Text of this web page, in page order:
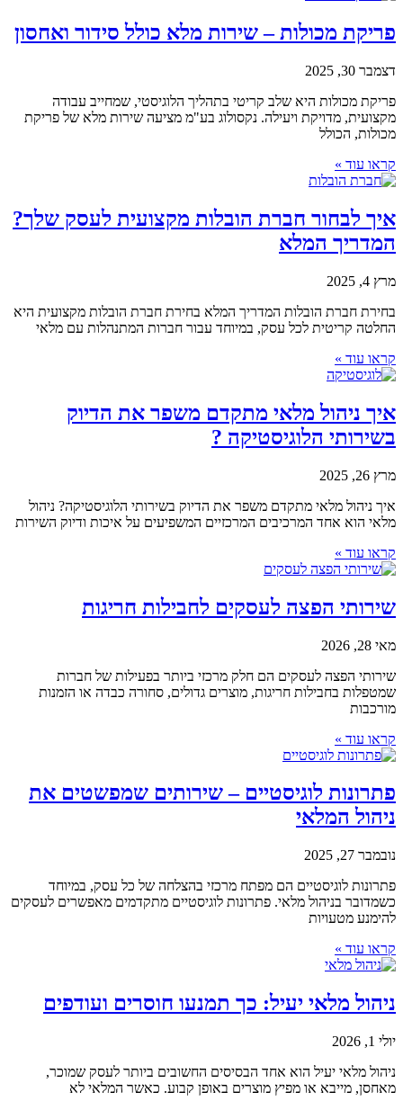
פריקת מכולות – שירות מלא כולל סידור ואחסון
דצמבר 30, 2025
פריקת מכולות היא שלב קריטי בתהליך הלוגיסטי, שמחייב עבודה
מקצועית, מדויקת ויעילה. נקסולוג בע"מ מציעה שירות מלא של פריקת
מכולות, הכולל
קראו עוד »
איך לבחור חברת הובלות מקצועית לעסק שלך?
המדריך המלא
מרץ 4, 2025
בחירת חברת הובלות המדריך המלא בחירת חברת הובלות מקצועית היא
החלטה קריטית לכל עסק, במיוחד עבור חברות המתנהלות עם מלאי
קראו עוד »
איך ניהול מלאי מתקדם משפר את הדיוק
בשירותי הלוגיסטיקה ?
מרץ 26, 2025
איך ניהול מלאי מתקדם משפר את הדיוק בשירותי הלוגיסטיקה? ניהול
מלאי הוא אחד המרכיבים המרכזיים המשפיעים על איכות ודיוק השירות
קראו עוד »
שירותי הפצה לעסקים לחבילות חריגות
מאי 28, 2026
שירותי הפצה לעסקים הם חלק מרכזי ביותר בפעילות של חברות
שמטפלות בחבילות חריגות, מוצרים גדולים, סחורה כבדה או הזמנות
מורכבות
קראו עוד »
פתרונות לוגיסטיים – שירותים שמפשטים את
ניהול המלאי
נובמבר 27, 2025
פתרונות לוגיסטיים הם מפתח מרכזי בהצלחה של כל עסק, במיוחד
כשמדובר בניהול מלאי. פתרונות לוגיסטיים מתקדמים מאפשרים לעסקים
להימנע מטעויות
קראו עוד »
ניהול מלאי יעיל: כך תמנעו חוסרים ועודפים
יולי 1, 2026
ניהול מלאי יעיל הוא אחד הבסיסים החשובים ביותר לעסק שמוכר,
מאחסן, מייבא או מפיץ מוצרים באופן קבוע. כאשר המלאי לא